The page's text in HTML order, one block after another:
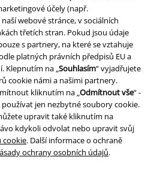
účely (např.
webové stránce, v sociálních
třetích stran. Pokud jsou údaje
s partnery, na které se vztahuje
platných právních předpisů EU a
Klepnutím na „Souhlasím“ vyjadřujete
cookie námi a našimi partnery.
kliknutím na „Odmítnout vše“ -
jen nezbytné soubory cookie.
upravit také kliknutím na
kdykoli odvolat nebo upravit svůj
cookie. Další informace o ochraně
ochrany osobních údajů.
prostředí